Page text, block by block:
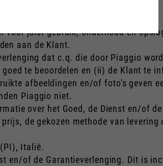
op de Site van Piaggio.
voor juist gebruik, onderhoud en
aan de Klant.
dat c.q. die door Piaggio
te beoordelen en (ii) de Klant te
afbeeldingen en/of foto's geven
Piaggio niet.
over het Goed, de Dienst en/of de
de gekozen methode van levering
Italië.
en/of de Garantieverlenging. Dit is